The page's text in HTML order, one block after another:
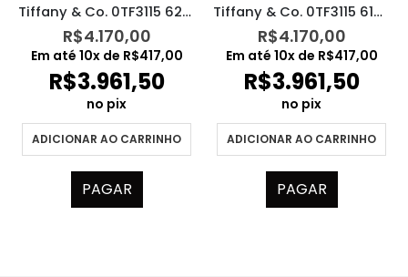
Tiffany & Co. 0TF3115 6229/2
R$4.170,00
Em até 10x de R$417,00
R$3.961,50
no pix
ADICIONAR AO CARRINHO
PAGAR
Tiffany & Co. 0TF3115 6189VS
R$4.170,00
Em até 10x de R$417,00
R$3.961,50
no pix
ADICIONAR AO CARRINHO
PAGAR